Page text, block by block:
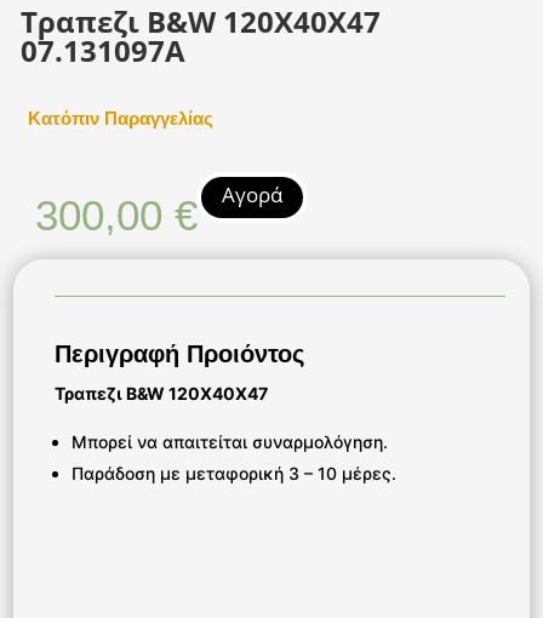
Τραπεζι B&W 120Χ40Χ47
07.131097Α
Κατόπιν Παραγγελίας
300,00€ Αγορά
Περιγραφή Προιόντος
Τραπεζι B&W 120Χ40Χ47
Μπορεί να απαιτείται συναρμολόγηση.
Παράδοση με μεταφορική 3 – 10 μέρες.